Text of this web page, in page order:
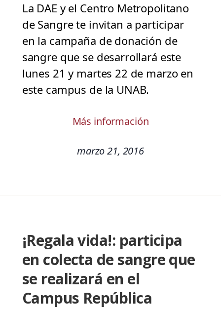
La DAE y el Centro Metropolitano
de Sangre te invitan a participar
en la campaña de donación de
sangre que se desarrollará este
lunes 21 y martes 22 de marzo en
este campus de la UNAB.
Más información
marzo 21, 2016
¡Regala vida!: participa
en colecta de sangre que
se realizará en el
Campus República